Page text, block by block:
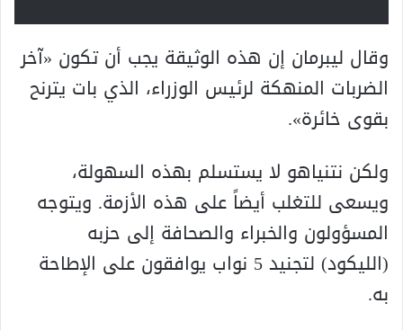
وقال ليبرمان إن هذه الوثيقة يجب أن تكون «آخر
الضربات المنهكة لرئيس الوزراء، الذي بات يترنح
بقوى خائرة».
ولكن نتنياهو لا يستسلم بهذه السهولة،
ويسعى للتغلب أيضاً على هذه الأزمة. ويتوجه
المسؤولون والخبراء والصحافة إلى حزبه
(الليكود) لتجنيد 5 نواب يوافقون على الإطاحة
به.